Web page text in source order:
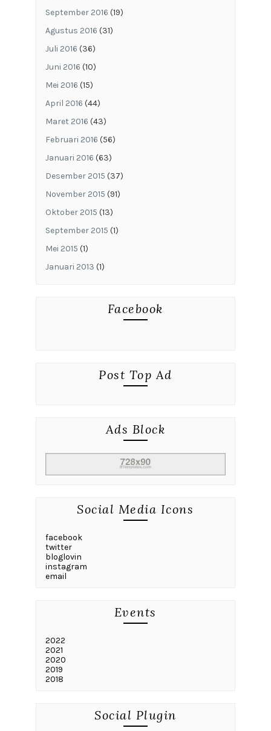
September 2016 (19)
Agustus 2016 (31)
Juli 2016 (36)
Juni 2016 (10)
Mei 2016 (15)
April 2016 (44)
Maret 2016 (43)
Februari 2016 (56)
Januari 2016 (63)
Desember 2015 (37)
November 2015 (91)
Oktober 2015 (13)
September 2015 (1)
Mei 2015 (1)
Januari 2013 (1)
Facebook
Post Top Ad
Ads Block
Social Media Icons
facebook
twitter
bloglovin
instagram
email
Events
2022
2021
2020
2019
2018
Social Plugin